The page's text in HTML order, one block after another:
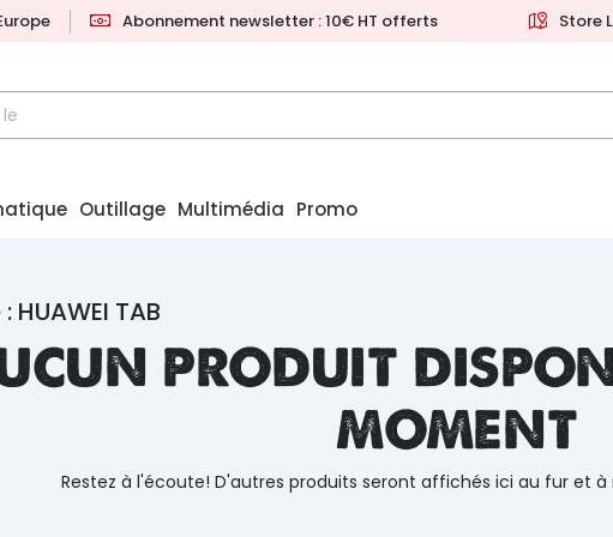
Abonnement newsletter : 10€ HT offerts Store
Outillage Multimédia Promo
TAB
produit
moment
Restez à l'écoute! D'autres produits seront affichés ici au fur et